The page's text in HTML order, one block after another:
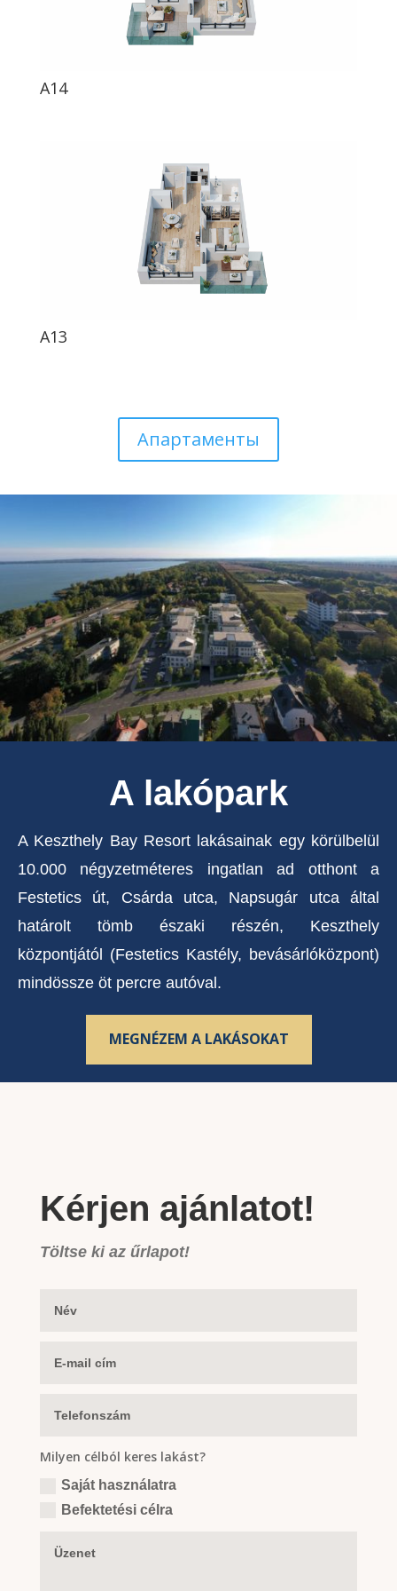
A14
A13
Апартаменты
A lakópark
A Keszthely Bay Resort lakásainak egy körülbelül
10.000 négyzetméteres ingatlan ad otthont a
Festetics út, Csárda utca, Napsugár utca által
határolt tömb északi részén, Keszthely
központjától (Festetics Kastély, bevásárlóközpont)
mindössze öt percre autóval.
MEGNÉZEM A LAKÁSOKAT
Kérjen ajánlatot!
Töltse ki az űrlapot!
Milyen célból keres lakást?
Saját használatra
Befektetési célra